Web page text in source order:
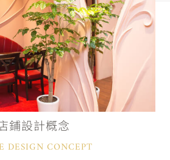
鋪設計概念
DESIGN CONCEPT